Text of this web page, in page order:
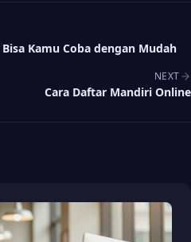
Kamu Coba dengan Mudah
NEXT
Cara Daftar Mandiri Online